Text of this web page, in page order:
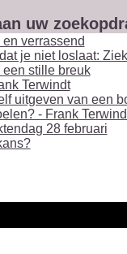
uw
verrassend
je niet loslaat:
stille breuk
Terwindt
uitgeven van een
- Frank
28 februari